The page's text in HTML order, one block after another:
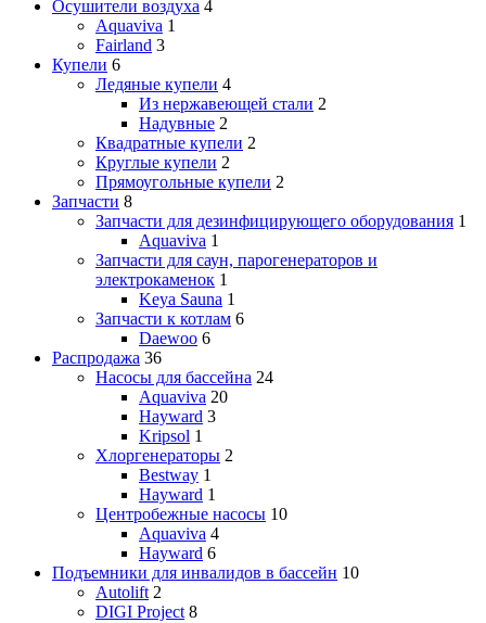
Осушители воздуха 4
Aquaviva 1
Fairland 3
Купели 6
Ледяные купели 4
Из нержавеющей стали 2
Надувные 2
Квадратные купели 2
Круглые купели 2
Прямоугольные купели 2
Запчасти 8
Запчасти для дезинфицирующего оборудования 1
Aquaviva 1
Запчасти для саун, парогенераторов и
электрокаменок 1
Keya Sauna 1
Запчасти к котлам 6
Daewoo 6
Распродажа 36
Насосы для бассейна 24
Aquaviva 20
Hayward 3
Kripsol 1
Хлоргенераторы 2
Bestway 1
Hayward 1
Центробежные насосы 10
Aquaviva 4
Hayward 6
Подъемники для инвалидов в бассейн 10
Autolift 2
DIGI Project 8